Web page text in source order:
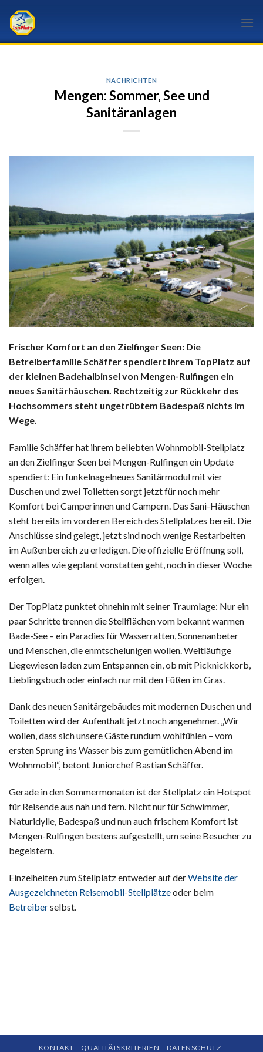
content
NACHRICHTEN
Mengen: Sommer, See und
Sanitäranlagen
Frischer Komfort an den Zielfinger Seen: Die
Betreiberfamilie Schäffer spendiert ihrem TopPlatz auf
der kleinen Badehalbinsel von Mengen-Rulfingen ein
neues Sanitärhäuschen. Rechtzeitig zur Rückkehr des
Hochsommers steht ungetrübtem Badespaß nichts im
Wege.
Familie Schäffer hat ihrem beliebten Wohnmobil-Stellplatz
an den Zielfinger Seen bei Mengen-Rulfingen ein Update
spendiert: Ein funkelnagelneues Sanitärmodul mit vier
Duschen und zwei Toiletten sorgt jetzt für noch mehr
Komfort bei Camperinnen und Campern. Das Sani-Häuschen
steht bereits im vorderen Bereich des Stellplatzes bereit. Die
Anschlüsse sind gelegt, jetzt sind noch wenige Restarbeiten
im Außenbereich zu erledigen. Die offizielle Eröffnung soll,
wenn alles wie geplant vonstatten geht, noch in dieser Woche
erfolgen.
Der TopPlatz punktet ohnehin mit seiner Traumlage: Nur ein
paar Schritte trennen die Stellflächen vom bekannt warmen
Bade-See – ein Paradies für Wasserratten, Sonnenanbeter
und Menschen, die enmtschelunigen wollen. Weitläufige
Liegewiesen laden zum Entspannen ein, ob mit Picknickkorb,
Lieblingsbuch oder einfach nur mit den Füßen im Gras.
Dank des neuen Sanitärgebäudes mit modernen Duschen und
Toiletten wird der Aufenthalt jetzt noch angenehmer. „Wir
wollen, dass sich unsere Gäste rundum wohlfühlen – vom
ersten Sprung ins Wasser bis zum gemütlichen Abend im
Wohnmobil“, betont Juniorchef Bastian Schäffer.
Gerade in den Sommermonaten ist der Stellplatz ein Hotspot
für Reisende aus nah und fern. Nicht nur für Schwimmer,
Naturidylle, Badespaß und nun auch frischem Komfort ist
Mengen-Rulfingen bestens aufgestellt, um seine Besucher zu
begeistern.
Einzelheiten zum Stellplatz entweder auf derWebsite der
Ausgezeichneten Reisemobil-Stellplätzeoder beim
Betreiberselbst.
KONTAKT QUALITÄTSKRITERIEN
DATENSCHUTZ